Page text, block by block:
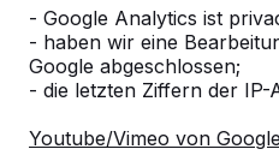
- Google Analytics ist
- haben wir eine
Google abgeschlossen;
- die letzten Ziffern der IP-
Youtube/Vimeo von Google
Alles anzeigen
Ort oder Postleitzahl